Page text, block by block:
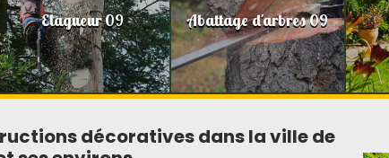
Elagueur 09 Abattage d'arbres 09
décoratives dans la ville de